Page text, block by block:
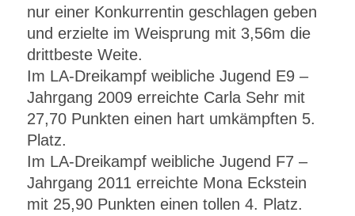
nur einer Konkurrentin geschlagen geben
und erzielte im Weisprung mit 3,56m die
drittbeste Weite.
Im LA-Dreikampf weibliche Jugend E9 –
Jahrgang 2009 erreichte Carla Sehr mit
27,70 Punkten einen hart umkämpften 5.
Platz.
Im LA-Dreikampf weibliche Jugend F7 –
Jahrgang 2011 erreichte Mona Eckstein
mit 25,90 Punkten einen tollen 4. Platz.